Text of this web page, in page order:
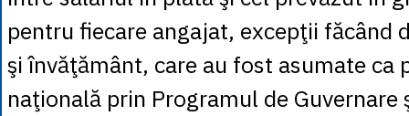
pentru fiecare angajat, excepţii făcând
şi învăţământ, care au fost asumate ca
naţională prin Programul de Guvernare